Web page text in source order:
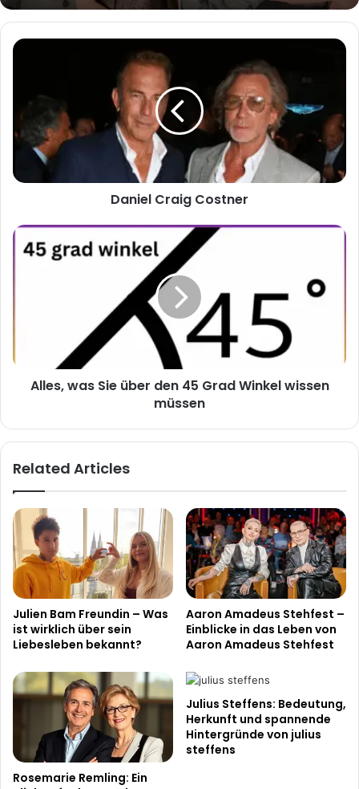
Daniel
Daniel Craig Costner
Alles,
was
wissen
müssen
Alles, was Sie über den 45 Grad Winkel wissen
müssen
Related Articles
Julien Bam Freundin – Was
ist wirklich über sein
Liebesleben bekannt?
Aaron Amadeus Stehfest –
Einblicke in das Leben von
Aaron Amadeus Stehfest
Rosemarie Remling: Ein
Julius Steffens: Bedeutung,
Herkunft und spannende
Hintergründe von julius
steffens